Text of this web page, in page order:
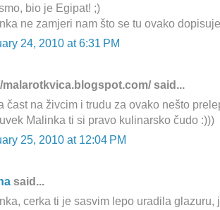
bio je Egipat! ;)
ne zamjeri nam što se tu ovako
24, 2010 at 6:31 PM
malarotkvica.blogspot.com/ said...
čast na živcim i trudu za ovako nešto
Malinka ti si pravo kulinarsko čudo :)))
25, 2010 at 12:04 PM
said...
cerka ti je sasvim lepo uradila glazuru,